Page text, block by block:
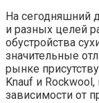
На сегодняшний
и разных целей
обустройства
значительные
рынке
Knauf и
зависимости от